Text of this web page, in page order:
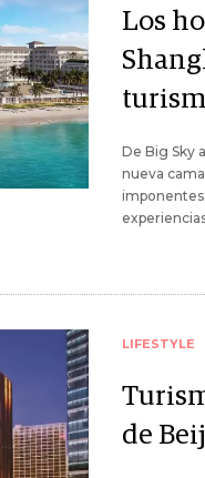
Los
De Big Sky
nueva
LIFESTYLE
de